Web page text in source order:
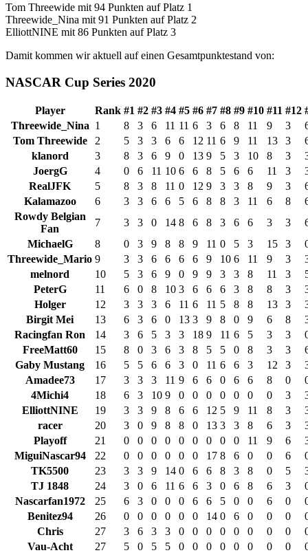
Tom Threewide mit 94 Punkten auf Platz 1
Threewide_Nina mit 91 Punkten auf Platz 2
ElliottNINE mit 86 Punkten auf Platz 3
Damit kommen wir aktuell auf einen Gesamtpunktestand von:
NASCAR Cup Series 2020
Player Rank #1 #2 #3 #4 #5 #6 #7 #8 #9 #10 #11 #12
Threewide_Nina 1 8 3 6 11 11 6 3 6 8 11 9 3
Tom Threewide
2 5 3 3 6 6 12 11 6 9 11 13 3
klanord
3 8 3 6 9 0 13 9 5 3 10 8 3
JoergG
4 0 6 11 10 6 6 8 5 6 6 11 3
RealJFK
5 8 3 8 11 0 12 9 3 3 8 9 3
Kalamazoo
6 3 3 6 6 5 6 8 8 3 11 6 8
Rowdy Belgian
Fan
7 3 3 0 14 8 6 8 3 6 6 3 3
MichaelG
8 0 3 9 8 8 9 11 0 5 3 15 3
Threewide_Mario 9 3 3 6 6 6 6 9 10 6 11 9 3
melnord
10 5 3 6 9 0 9 9 3 3 8 11 3
PeterG
11 6 0 8 10 3 6 6 6 3 8 8 3
Holger
12 3 3 3 6 11 6 11 5 8 8 13 3
Birgit Mei
13 6 3 6 0 13 3 9 8 0 9 6 8
Racingfan Ron
14 3 6 5 3 3 18 9 11 6 5 3 3
FreeMatt60
15 8 0 3 6 3 8 5 5 0 8 3 3
Gaby Mustang
16 5 5 6 6 3 0 11 6 6 3 12 3
Amadee73
17 3 3 3 11 9 6 6 0 6 6 8 0
4Michi4
18 6 3 10 9 0 0 0 0 0 0 0 3
ElliottNINE
19 3 3 9 8 6 6 12 5 9 11 8 3
racer
20 3 0 9 8 8 0 13 3 3 8 6 3
Playoff
21 0 0 0 0 0 0 0 0 0 11 9 6
MiguiNascar94
22 0 0 0 0 0 0 17 8 6 0 0 6
TK5500
23 3 3 9 14 0 6 6 8 3 8 0 5
TJ 1848
24 3 0 6 11 6 6 3 0 6 8 6 3
Nascarfan1972
25 6 3 0 0 0 6 6 5 0 0 6 0
Benitez94
26 0 0 0 0 0 0 14 0 6 0 0 0
Chris
27 3 6 3 3 0 0 0 0 0 0 0 0
Vau-Acht
27 5 0 5 5 0 0 0 0 0 0 0 0